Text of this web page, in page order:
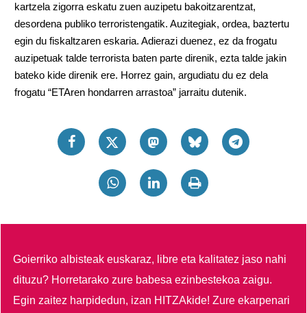
kartzela zigorra eskatu zuen auzipetu bakoitzarentzat,
desordena publiko terroristengatik. Auzitegiak, ordea, baztertu
egin du fiskaltzaren eskaria. Adierazi duenez, ez da frogatu
auzipetuak talde terrorista baten parte direnik, ezta talde jakin
bateko kide direnik ere. Horrez gain, argudiatu du ez dela
frogatu “ETAren hondarren arrastoa” jarraitu dutenik.
Goierriko albisteak euskaraz, libre eta kalitatez jaso nahi
dituzu? Horretarako zure babesa ezinbestekoa zaigu.
Egin zaitez harpidedun, izan HITZAkide!Zure ekarpenari